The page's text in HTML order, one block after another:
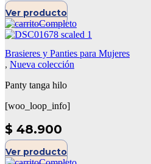
Ver producto
Brasieres y Panties para Mujeres
, Nueva colección
Panty tanga hilo
[woo_loop_info]
$ 48.900
Ver producto